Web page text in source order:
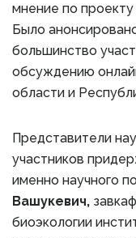
мнение по
Было
большинство
обсуждению
области и
Представители
участников
именно научного
Вашукевич,
биоэкологии